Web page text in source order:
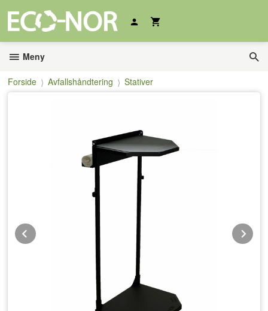
innholdet
Meny
Forside Avfallshåndtering Stativer
Prev